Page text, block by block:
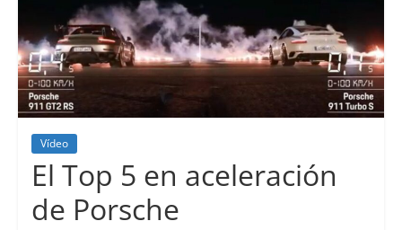
Vídeo
El Top 5 en aceleración
de Porsche